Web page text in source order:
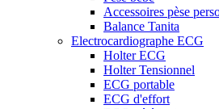
Accessoires pèse
Balance Tanita
Electrocardiographe ECG
Holter ECG
Holter Tensionnel
ECG portable
ECG d'effort